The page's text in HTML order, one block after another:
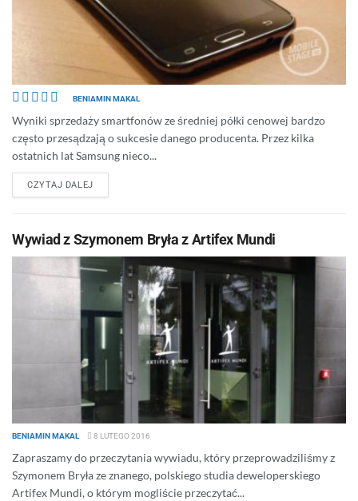
BENIAMIN MAKAL
Wyniki sprzedaży smartfonów ze średniej półki cenowej bardzo
często przesądzają o sukcesie danego producenta. Przez kilka
ostatnich lat Samsung nieco...
CZYTAJ DALEJDETAILS
Wywiad z Szymonem Bryła z Artifex Mundi
BENIAMIN MAKAL 8 LUTEGO 2016
Zapraszamy do przeczytania wywiadu, który przeprowadziliśmy z
Szymonem Bryła ze znanego, polskiego studia deweloperskiego
Artifex Mundi, o którym mogliście przeczytać...